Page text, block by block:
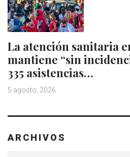
La atención sanitaria
mantiene “sin
335 asistencias…
5 agosto, 2026
ARCHIVOS